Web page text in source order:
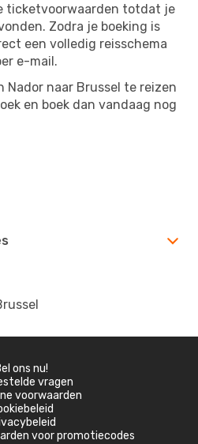
ticketvoorwaarden totdat je
Zodra je boeking is
een volledig reisschema
e-mail.
Nador naar Brussel te reizen
en boek dan vandaag nog
ons nu!
vragen
voorwaarden
voor promotiecodes